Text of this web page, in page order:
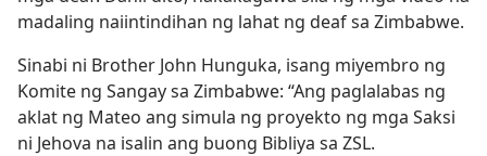
madaling naiintindihan ng lahat ng deaf sa Zimbabwe.
Sinabi ni Brother John Hunguka, isang miyembro ng
Komite ng Sangay sa Zimbabwe: “Ang paglalabas ng
aklat ng Mateo ang simula ng proyekto ng mga Saksi
ni Jehova na isalin ang buong Bibliya sa ZSL.